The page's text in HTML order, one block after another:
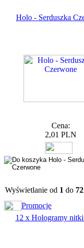
Holo - Serduszka
Cena:
2,01 PLN
Wyświetlanie od 1 do 72
Promocje
12 x Hologramy